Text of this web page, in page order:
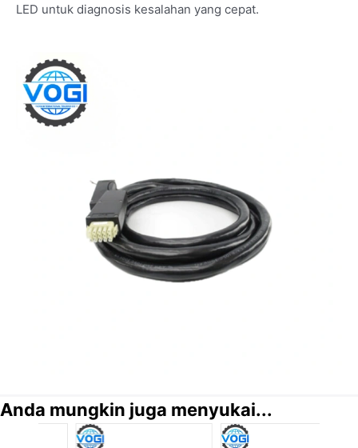
LED untuk diagnosis kesalahan yang cepat.
Anda mungkin juga menyukai...